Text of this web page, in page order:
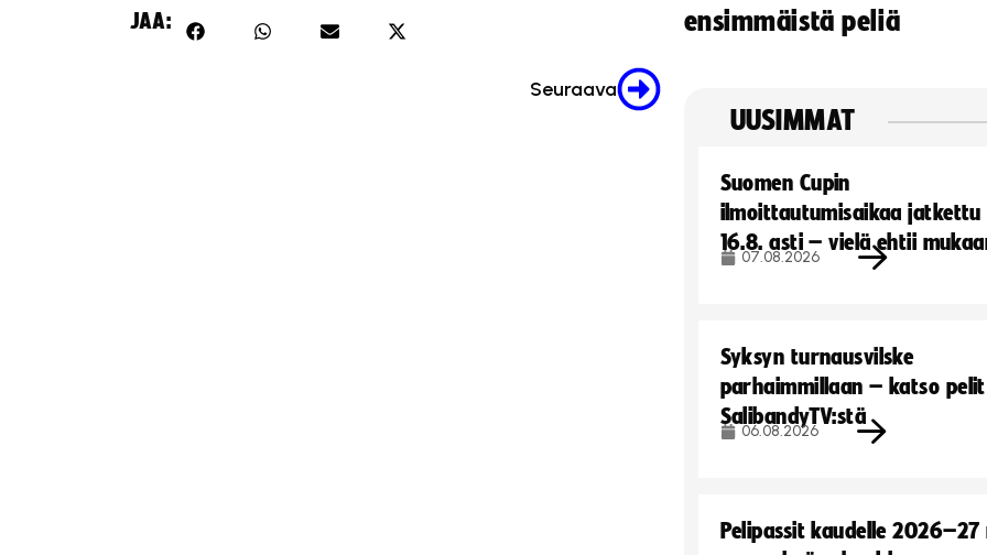
JAA:
Seuraava
ensimmäistä peliä
UUSIMMAT
Suomen Cupin
ilmoittautumisaikaa jatkettu
16.8. asti – vielä ehtii
07.08.2026
Syksyn turnausvilske
parhaimmillaan – katso pelit
SalibandyTV:stä
06.08.2026
Pelipassit kaudelle